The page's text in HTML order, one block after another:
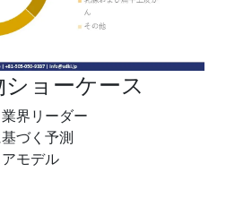
ョーケース
界リーダー
づく予測
モデル